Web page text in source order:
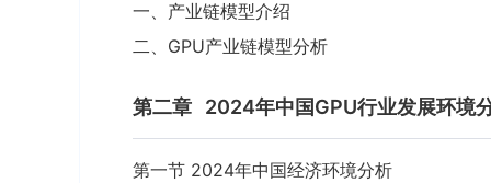
一、产业链模型介绍
二、GPU产业链模型分析
第二章 2024年中国GPU行业发展环境
第一节 2024年中国经济环境分析